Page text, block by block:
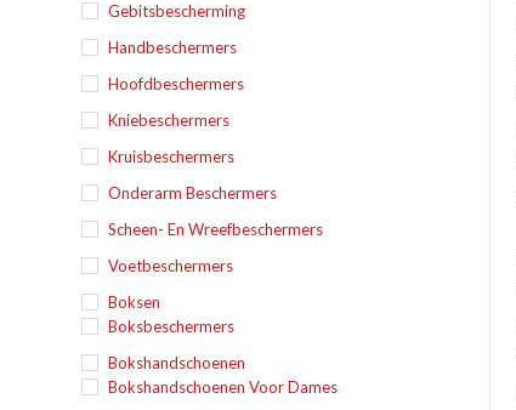
Gebitsbescherming
Handbeschermers
Hoofdbeschermers
Kniebeschermers
Kruisbeschermers
Onderarm Beschermers
Scheen- En Wreefbeschermers
Voetbeschermers
Boksen
Boksbeschermers
Bokshandschoenen
Bokshandschoenen Voor Dames